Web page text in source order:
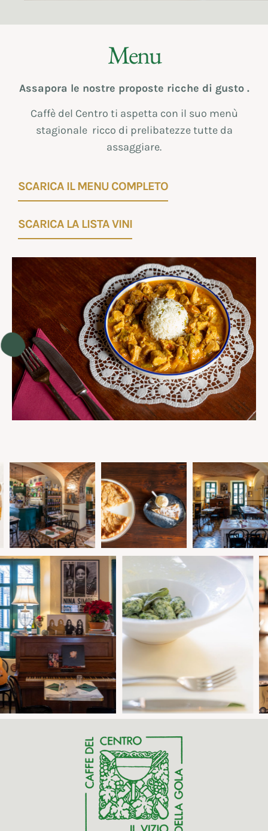
Menu
Assapora le nostre proposte ricche di gusto .
Caffè del Centro ti aspetta con il suo menù
stagionale ricco di prelibatezze tutte da
assaggiare.
SCARICA IL MENU COMPLETO
SCARICA LA LISTA VINI